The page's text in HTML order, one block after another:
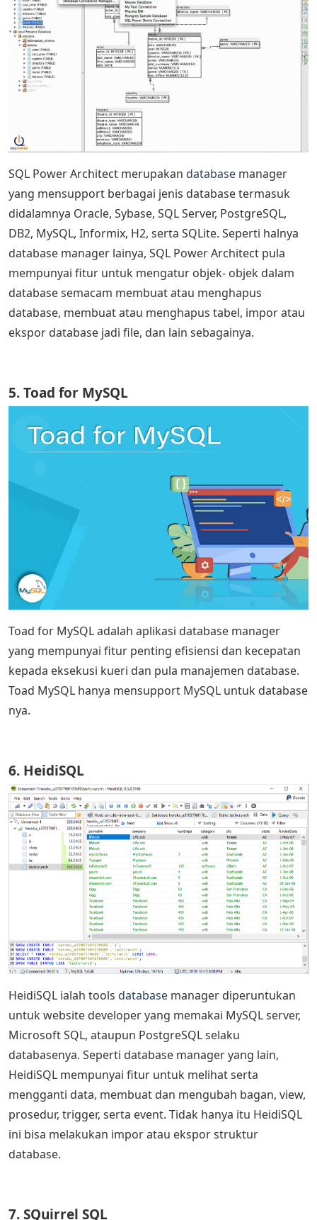
SQL Power Architect merupakan database manager
yang mensupport berbagai jenis database termasuk
didalamnya Oracle, Sybase, SQL Server, PostgreSQL,
DB2, MySQL, Informix, H2, serta SQLite. Seperti halnya
database manager lainya, SQL Power Architect pula
mempunyai fitur untuk mengatur objek- objek dalam
database semacam membuat atau menghapus
database, membuat atau menghapus tabel, impor atau
ekspor database jadi file, dan lain sebagainya.
5. Toad for MySQL
Toad for MySQL adalah aplikasi database manager
yang mempunyai fitur penting efisiensi dan kecepatan
kepada eksekusi kueri dan pula manajemen database.
Toad MySQL hanya mensupport MySQL untuk database
nya.
6. HeidiSQL
HeidiSQL ialah tools database manager diperuntukan
untuk website developer yang memakai MySQL server,
Microsoft SQL, ataupun PostgreSQL selaku
databasenya. Seperti database manager yang lain,
HeidiSQL mempunyai fitur untuk melihat serta
mengganti data, membuat dan mengubah bagan, view,
prosedur, trigger, serta event. Tidak hanya itu HeidiSQL
ini bisa melakukan impor atau ekspor struktur
database.
7. SQuirrel SQL